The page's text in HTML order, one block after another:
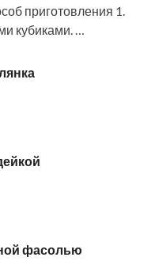
приготовления 1.
кубиками. …
фасолью